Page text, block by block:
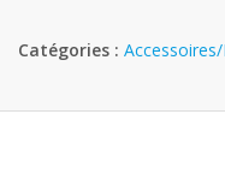
Catégories :